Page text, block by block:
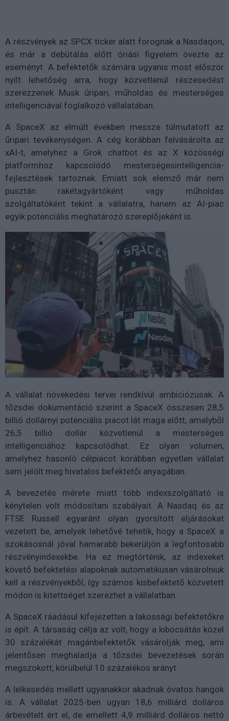
A részvények az SPCX ticker alatt forognak a Nasdaqon,
és már a debütálás előtt óriási figyelem övezte az
eseményt. A befektetők számára ugyanis most először
nyílt lehetőség arra, hogy közvetlenül részesedést
szerezzenek Musk űripari, műholdas és mesterséges
intelligenciával foglalkozó vállalatában.
A SpaceX az elmúlt években messze túlmutatott az
űripari tevékenységen. A cég korábban felvásárolta az
xAI-t, amelyhez a Grok chatbot és az X közösségi
platformhoz kapcsolódó mesterségesintelligencia-
fejlesztések tartoznak. Emiatt sok elemző már nem
pusztán rakétagyártóként vagy műholdas
szolgáltatóként tekint a vállalatra, hanem az AI-piac
egyik potenciális meghatározó szereplőjeként is.
A vállalat növekedési tervei rendkívül ambiciózusak. A
tőzsdei dokumentáció szerint a SpaceX összesen 28,5
billió dollárnyi potenciális piacot lát maga előtt, amelyből
26,5 billió dollár közvetlenül a mesterséges
intelligenciához kapcsolódhat. Ez olyan volumen,
amelyhez hasonló célpiacot korábban egyetlen vállalat
sem jelölt meg hivatalos befektetői anyagában.
A bevezetés mérete miatt több indexszolgáltató is
kénytelen volt módosítani szabályait. A Nasdaq és az
FTSE Russell egyaránt olyan gyorsított eljárásokat
vezetett be, amelyek lehetővé tehetik, hogy a SpaceX a
szokásosnál jóval hamarabb bekerüljön a legfontosabb
részvényindexekbe. Ha ez megtörténik, az indexeket
követő befektetési alapoknak automatikusan vásárolniuk
kell a részvényekből, így számos kisbefektető közvetett
módon is kitettséget szerezhet a vállalatban.
A SpaceX ráadásul kifejezetten a lakossági befektetőkre
is épít. A társaság célja az volt, hogy a kibocsátás közel
30 százalékát magánbefektetők vásárolják meg, ami
jelentősen meghaladja a tőzsdei bevezetések során
megszokott, körülbelül 10 százalékos arányt.
A lelkesedés mellett ugyanakkor akadnak óvatos hangok
is. A vállalat 2025-ben ugyan 18,6 milliárd dolláros
árbevételt ért el, de emellett 4,9 milliárd dolláros nettó